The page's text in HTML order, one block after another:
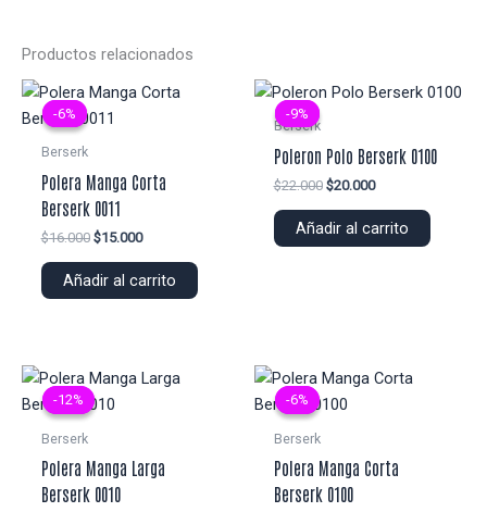
Productos relacionados
-6%
-6%
Berserk
Polera Manga Corta
Berserk 0011
$16.000 El
original
$15.000El
actual
Añadir al carrito
-9%
-9%
Berserk
Poleron Polo Berserk 0100
$22.000 El
original
$20.000El
actual
Añadir al carrito
-12%
-12%
Berserk
Polera Manga Larga
Berserk 0010
-6%
-6%
Berserk
Polera Manga Corta
Berserk 0100